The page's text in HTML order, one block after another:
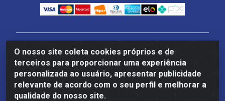
O nosso site coleta cookies próprios e de
terceiros para proporcionar uma experiência
personalizada ao usuário, apresentar publicidade
relevante de acordo com o seu perfil e melhorar a
qualidade do nosso site.
Estrela Distribuição LTDA - CNPJ 08.691.096/0001-93 -
Setor Setor de Industria Qi 22 Lt 7, 9, 11, 13, 14 Ao 32,
S/NC - Setor Industrial Ceilândia, Brasília/DF - CEP
72265-220